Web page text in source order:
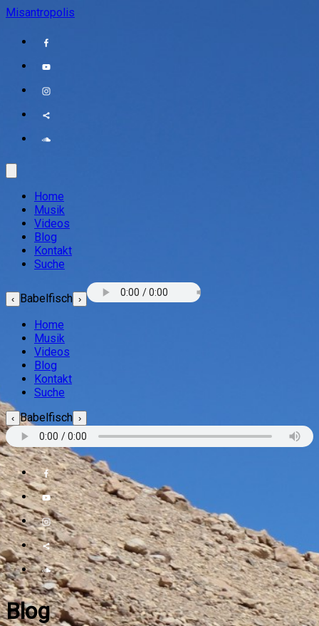
Misantropolis
Home
Musik
Videos
Blog
Kontakt
Suche
‹ Babelfisch ›
Home
Musik
Videos
Blog
Kontakt
Suche
‹ Babelfisch ›
Blog